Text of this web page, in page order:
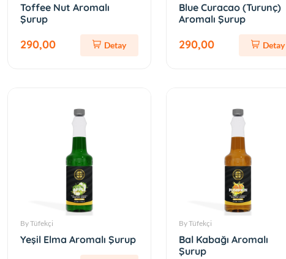
Toffee Nut Aromalı
Şurup
290,00 Detay
Blue Curacao (Turunç)
Aromalı Şurup
290,00 Detay
By Tüfekçi
Yeşil Elma Aromalı Şurup
By Tüfekçi
Bal Kabağı Aromalı
Şurup